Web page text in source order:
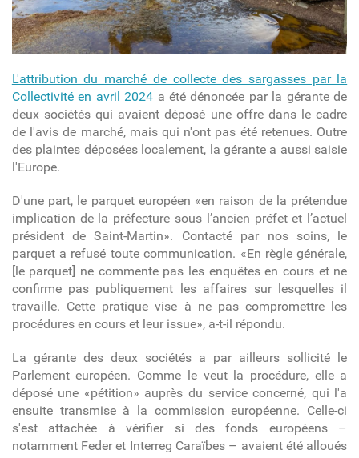
L'attribution du marché de collecte des sargasses par la
Collectivité en avril 2024 a été dénoncée par la gérante de
deux sociétés qui avaient déposé une offre dans le cadre
de l'avis de marché, mais qui n'ont pas été retenues. Outre
des plaintes déposées localement, la gérante a aussi saisie
l'Europe.
D'une part, le parquet européen «en raison de la prétendue
implication de la préfecture sous l’ancien préfet et l’actuel
président de Saint-Martin». Contacté par nos soins, le
parquet a refusé toute communication. «En règle générale,
[le parquet] ne commente pas les enquêtes en cours et ne
confirme pas publiquement les affaires sur lesquelles il
travaille. Cette pratique vise à ne pas compromettre les
procédures en cours et leur issue», a-t-il répondu.
La gérante des deux sociétés a par ailleurs sollicité le
Parlement européen. Comme le veut la procédure, elle a
déposé une «pétition» auprès du service concerné, qui l'a
ensuite transmise à la commission européenne. Celle-ci
s'est attachée à vérifier si des fonds européens –
notamment Feder et Interreg Caraïbes – avaient été alloués